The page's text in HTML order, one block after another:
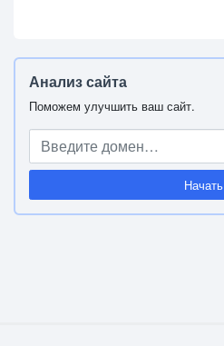
Анализ сайта
Поможем улучшить ваш сайт.
Начать